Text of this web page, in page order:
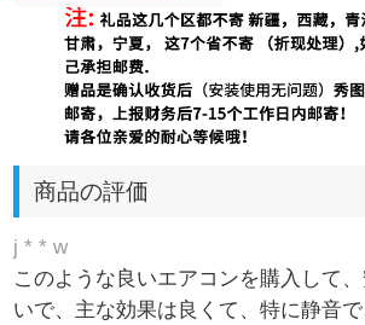
商品の評価
j * * w
このような良いエアコンを購入して
いで、主な効果は良くて、特に静音